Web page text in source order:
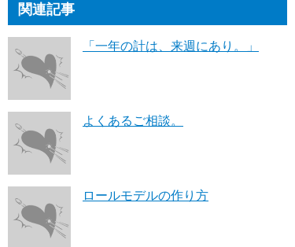
関連記事
「一年の計は、来週にあり。」
よくあるご相談。
ロールモデルの作り方